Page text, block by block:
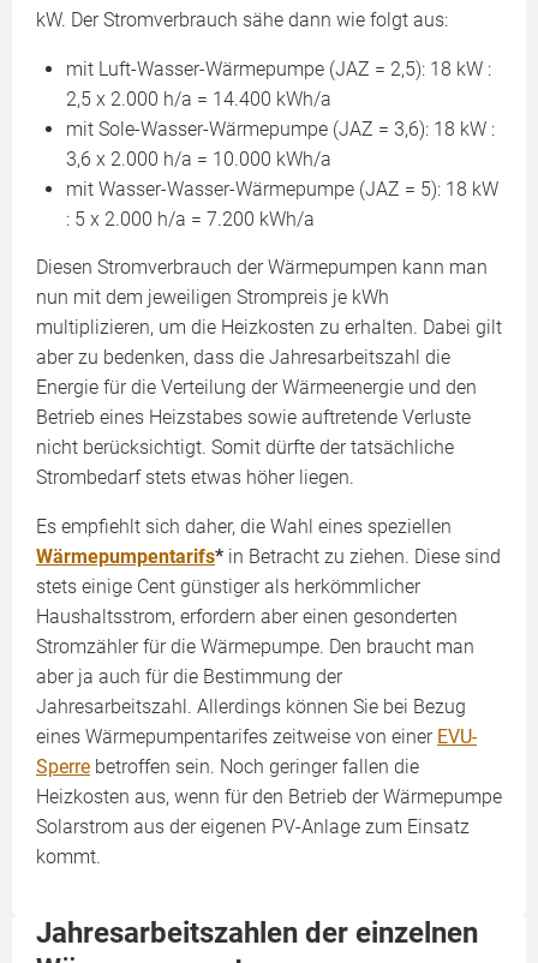
kW. Der Stromverbrauch sähe dann wie folgt aus:
mit Luft-Wasser-Wärmepumpe (JAZ = 2,5): 18 kW :
2,5 x 2.000 h/a = 14.400 kWh/a
mit Sole-Wasser-Wärmepumpe (JAZ = 3,6): 18 kW :
3,6 x 2.000 h/a = 10.000 kWh/a
mit Wasser-Wasser-Wärmepumpe (JAZ = 5): 18 kW
: 5 x 2.000 h/a = 7.200 kWh/a
Diesen Stromverbrauch der Wärmepumpen kann man
nun mit dem jeweiligen Strompreis je kWh
multiplizieren, um die Heizkosten zu erhalten. Dabei gilt
aber zu bedenken, dass die Jahresarbeitszahl die
Energie für die Verteilung der Wärmeenergie und den
Betrieb eines Heizstabes sowie auftretende Verluste
nicht berücksichtigt. Somit dürfte der tatsächliche
Strombedarf stets etwas höher liegen.
Es empfiehlt sich daher, die Wahl eines speziellen
Wärmepumpentarifs* in Betracht zu ziehen. Diese sind
stets einige Cent günstiger als herkömmlicher
Haushaltsstrom, erfordern aber einen gesonderten
Stromzähler für die Wärmepumpe. Den braucht man
aber ja auch für die Bestimmung der
Jahresarbeitszahl. Allerdings können Sie bei Bezug
eines Wärmepumpentarifes zeitweise von einer EVU-
Sperre betroffen sein. Noch geringer fallen die
Heizkosten aus, wenn für den Betrieb der Wärmepumpe
Solarstrom aus der eigenen PV-Anlage zum Einsatz
kommt.
Jahresarbeitszahlen der einzelnen